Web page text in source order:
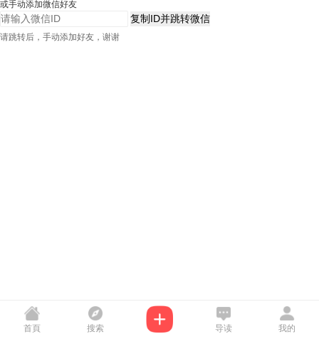
或手动添加微信好友
复制ID并跳转微信
请跳转后，手动添加好友，谢谢
首頁 搜索 导读 我的